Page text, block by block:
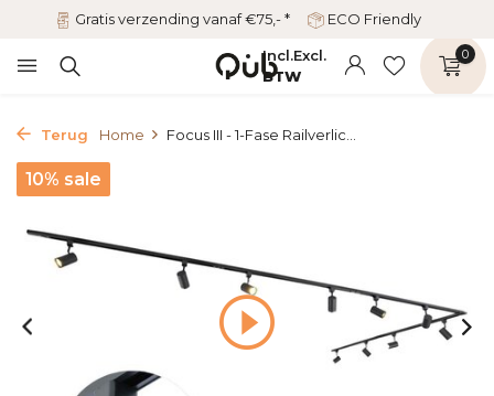
Gratis verzending vanaf €75,- * ECO Friendly
Incl.Excl.
BTW
0
Terug Home Focus III - 1-Fase Railverlic...
10% sale